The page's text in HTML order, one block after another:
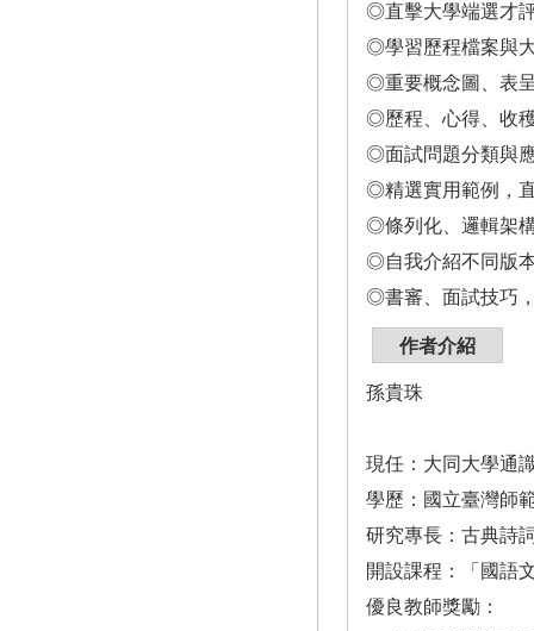
◎直擊大學端選才
◎學習歷程檔案與
◎重要概念圖、表
◎歷程、心得、收
◎面試問題分類與
◎精選實用範例，
◎條列化、邏輯架
◎自我介紹不同版
◎書審、面試技巧
作者介紹
孫貴珠
現任：大同大學通
學歷：國立臺灣師
研究專長：古典詩
開設課程：「國語
優良教師獎勵：